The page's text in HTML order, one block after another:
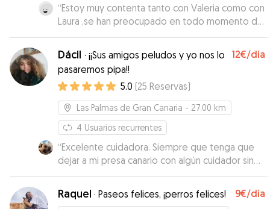
“Estoy muy contenta tanto con Valeria como con
Laura ,se han preocupado en todo momento de
enviar vídeos y fotos de Lolo .lo han cuidado
con mucho mimo y se han preocupados en todo
momento de sus necesidades, pese a que es
muy mayor; ellas han conseguido que esté
tranquilo y no extrañe .Muchas gracias y repetiré
.”
Dácil · ¡¡Sus amigos peludos y yo nos lo
pasaremos pipa!!
12€/día
5.0 (25 Reservas)
Las Palmas de Gran Canaria - 27.00 km
4 Usuarios recurrentes
“Excelente cuidadora. Siempre que tenga que
dejar a mi presa canario con algún cuidador sin
duda será con Dacil. Además me mandó videos
para que viera lo bien que estaba mi Alai. Muy
recomendable.”
Raquel · Paseos felices, ¡perros felices! 9€/día